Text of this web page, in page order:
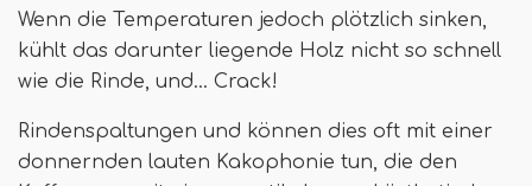
Wenn die Temperaturen jedoch plötzlich sinken,
kühlt das darunter liegende Holz nicht so schnell
wie die Rinde, und… Crack!
Rindenspaltungen und können dies oft mit einer
donnernden lauten Kakophonie tun, die den